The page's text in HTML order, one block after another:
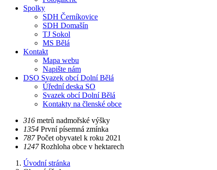
Spolky
SDH Černíkovice
SDH Domašín
TJ Sokol
MS Bělá
Kontakt
Mapa webu
Napište nám
DSO Svazek obcí Dolní Bělá
Úřední deska SO
Svazek obcí Dolní Bělá
Kontakty na členské obce
​​316 metrů nadmořské výšky
​​1354 První písemná zmínka
​​787 Počet obyvatel k roku 2021
​​1247 Rozhloha obce v hektarech
Úvodní stránka